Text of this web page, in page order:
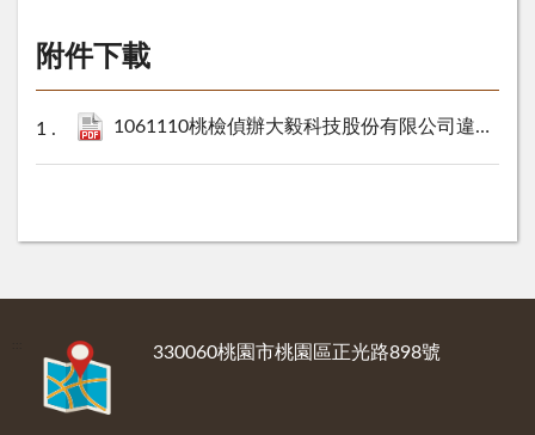
附件下載
1061110桃檢偵辦大毅科技股份有限公司違反證券交易法案件新聞稿.pdf
330060桃園市桃園區正光路898號